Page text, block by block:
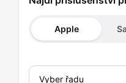
Apple